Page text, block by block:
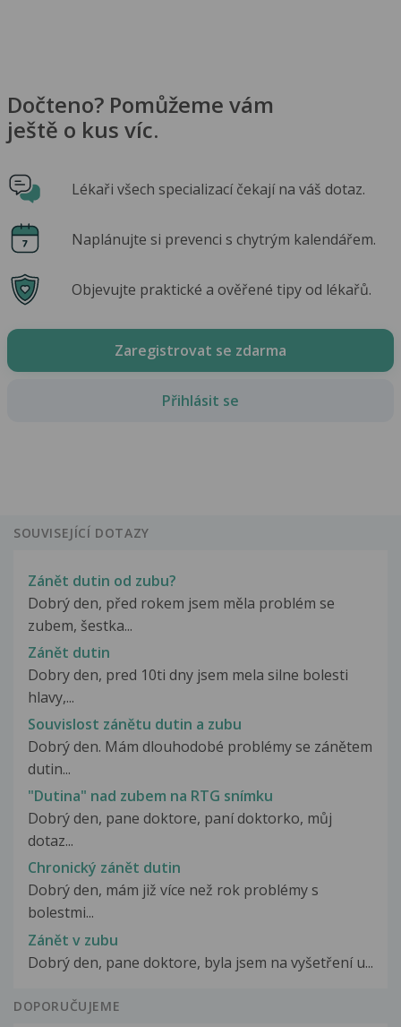
Dočteno? Pomůžeme vám
ještě o kus víc.
Lékaři všech specializací čekají na váš dotaz.
Naplánujte si prevenci s chytrým kalendářem.
Objevujte praktické a ověřené tipy od lékařů.
Zaregistrovat se zdarma
Přihlásit se
SOUVISEJÍCÍ DOTAZY
Zánět dutin od zubu?
Dobrý den, před rokem jsem měla problém se
zubem, šestka...
Zánět dutin
Dobry den, pred 10ti dny jsem mela silne bolesti
hlavy,...
Souvislost zánětu dutin a zubu
Dobrý den. Mám dlouhodobé problémy se zánětem
dutin...
"Dutina" nad zubem na RTG snímku
Dobrý den, pane doktore, paní doktorko, můj
dotaz...
Chronický zánět dutin
Dobrý den, mám již více než rok problémy s
bolestmi...
Zánět v zubu
Dobrý den, pane doktore, byla jsem na vyšetření u...
DOPORUČUJEME